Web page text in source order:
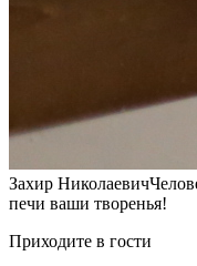
Захир Николаевич
печи ваши творенья!
Приходите в гости